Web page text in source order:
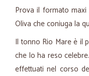
Prova il formato
Oliva che coniuga la
Il tonno Rio Mare è il
che lo ha reso
effettuati nel corso